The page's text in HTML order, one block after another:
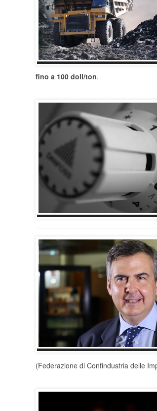
fino a 100 doll/ton.
(Federazione di Confindustria delle